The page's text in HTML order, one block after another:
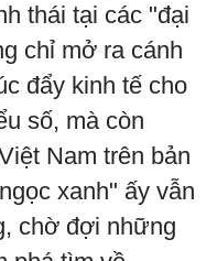
thái tại các "đại
chỉ mở ra cánh
đẩy kinh tế cho
số, mà còn
Nam trên bản
xanh" ấy vẫn
chờ đợi những